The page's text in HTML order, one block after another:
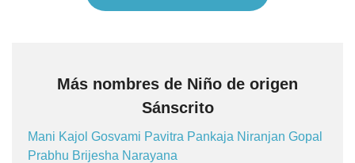
Más nombres de Niño de origen
Sánscrito
Mani Kajol Gosvami Pavitra Pankaja Niranjan Gopal
Prabhu Brijesha Narayana